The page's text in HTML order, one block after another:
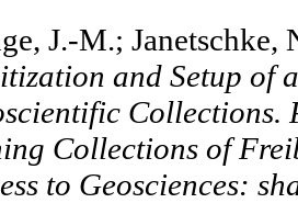
J.-M.;
and Setup of
Collections.
Collections of
to Geosciences: